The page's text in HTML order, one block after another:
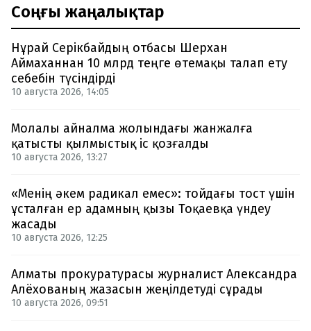
Соңғы жаңалықтар
Нұрай Серікбайдың отбасы Шерхан
Аймаханнан 10 млрд теңге өтемақы талап ету
себебін түсіндірді
10 августа 2026, 14:05
Молалы айналма жолындағы жанжалға
қатысты қылмыстық іс қозғалды
10 августа 2026, 13:27
«Менің әкем радикал емес»: тойдағы тост үшін
ұсталған ер адамның қызы Тоқаевқа үндеу
жасады
10 августа 2026, 12:25
Алматы прокуратурасы журналист Александра
Алёхованың жазасын жеңілдетуді сұрады
10 августа 2026, 09:51